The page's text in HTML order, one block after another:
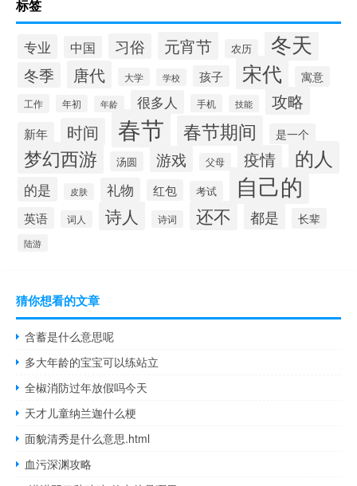
标签
专业 中国 习俗 元宵节 农历 冬天
冬季 唐代 大学 学校 孩子 宋代 寓意
工作 年初 年龄 很多人 手机 技能 攻略
新年 时间 春节 春节期间 是一个
梦幻西游 汤圆 游戏 父母 疫情 的人
的是 皮肤 礼物 红包 考试 自己的
英语 词人 诗人 诗词 还不 都是 长辈
陆游
猜你想看的文章
含蓄是什么意思呢
多大年龄的宝宝可以练站立
全椒消防过年放假吗今天
天才儿童纳兰迦什么梗
面貌清秀是什么意思.html
血污深渊攻略